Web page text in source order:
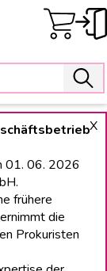
X
01. 06. 2026
frühere
die
Prokuristen